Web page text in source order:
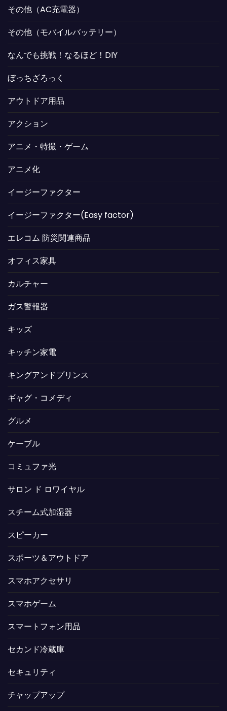
その他（AC充電器）
その他（モバイルバッテリー）
なんでも挑戦！なるほど！DIY
ぼっちざろっく
アウトドア用品
アクション
アニメ・特撮・ゲーム
アニメ化
イージーファクター
イージーファクター(Easy factor)
エレコム 防災関連商品
オフィス家具
カルチャー
ガス警報器
キッズ
キッチン家電
キングアンドプリンス
ギャグ・コメディ
グルメ
ケーブル
コミュファ光
サロン ド ロワイヤル
スチーム式加湿器
スピーカー
スポーツ＆アウトドア
スマホアクセサリ
スマホゲーム
スマートフォン用品
セカンド冷蔵庫
セキュリティ
チャップアップ